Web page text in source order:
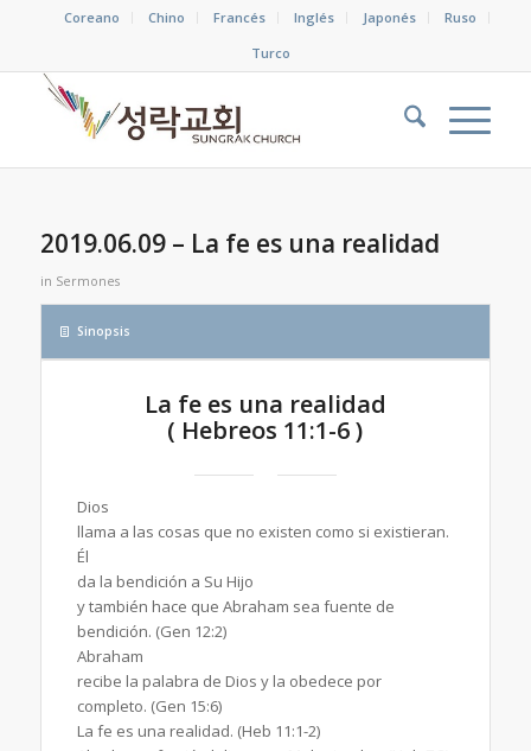
Coreano Chino Francés Inglés Japonés
Ruso
Turco
2019.06.09 – La fe es una realidad
in Sermones
Sinopsis
La fe es una realidad
( Hebreos 11:1-6 )
Dios
llama a las cosas que no existen como si existieran.
Él
da la bendición a Su Hijo
y también hace que Abraham sea fuente de
bendición. (Gen 12:2)
Abraham
recibe la palabra de Dios y la obedece por
completo. (Gen 15:6)
La fe es una realidad. (Heb 11:1-2)